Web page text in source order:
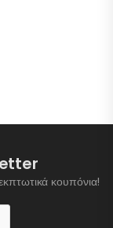
κουπόνια!